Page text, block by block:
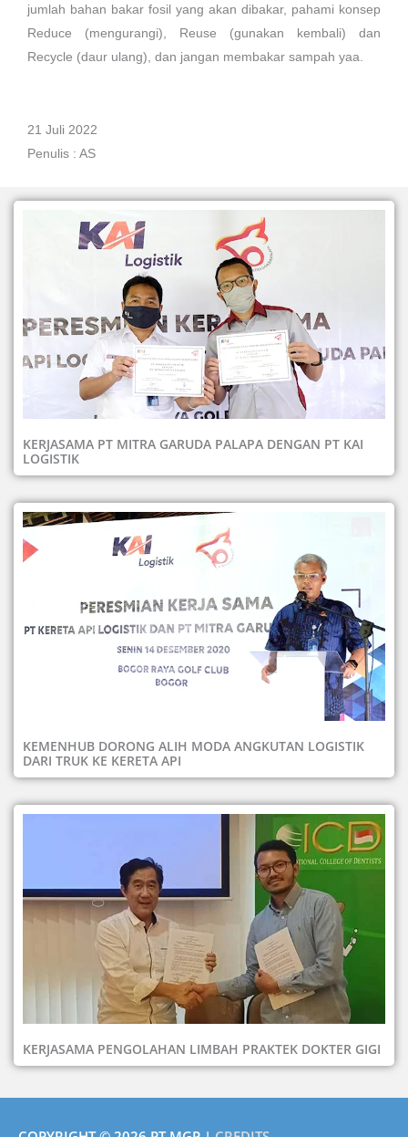
jumlah bahan bakar fosil yang akan dibakar, pahami konsep
Reduce (mengurangi), Reuse (gunakan kembali) dan
Recycle (daur ulang), dan jangan membakar sampah yaa.
21 Juli 2022
Penulis : AS
KERJASAMA PT MITRA GARUDA PALAPA DENGAN PT KAI
LOGISTIK
KEMENHUB DORONG ALIH MODA ANGKUTAN LOGISTIK
DARI TRUK KE KERETA API
KERJASAMA PENGOLAHAN LIMBAH PRAKTEK DOKTER GIGI